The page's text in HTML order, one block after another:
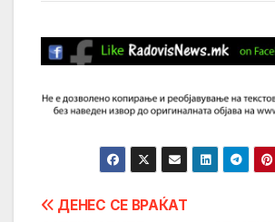
Post
ДЕНЕС СЕ ВРАЌАТ